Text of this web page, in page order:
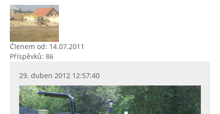
Členem od: 14.07.2011
Příspěvků: 86
29. duben 2012 12:57:40